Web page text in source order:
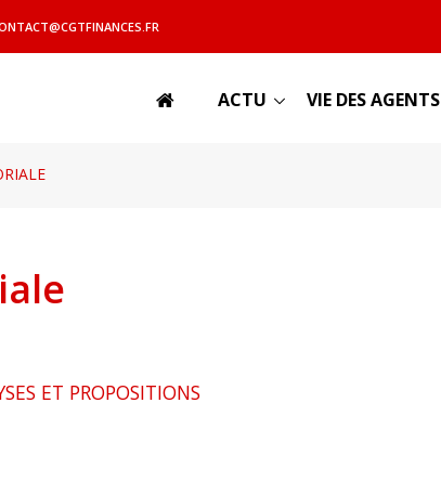
ACTU VIE DES AGENTS
ET PROPOSITIONS